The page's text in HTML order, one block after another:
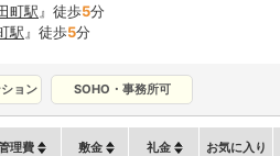
町駅 』徒歩5分
駅 』徒歩5分
ョン SOHO・事務所可
理費 敷金 礼金 お気に入り